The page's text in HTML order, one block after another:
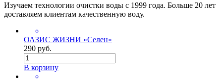
Изучаем технологии очистки воды с 1999 года. Больше 20 лет
доставляем клиентам качественную воду.
ОАЗИС ЖИЗНИ «Селен»
290 руб.
В корзину